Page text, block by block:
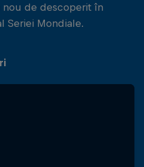
de descoperit în
Seriei Mondiale.